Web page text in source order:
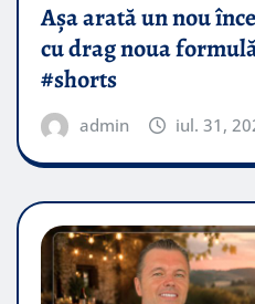
Așa arată un nou
cu drag noua
#shorts
admin iul. 31,